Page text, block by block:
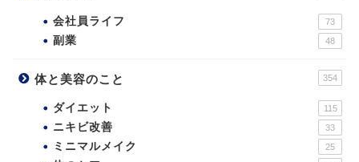
会社員ライフ 73
副業 48
体と美容のこと 354
ダイエット 115
ニキビ改善 33
ミニマルメイク 25